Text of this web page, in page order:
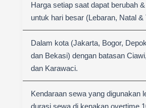
Harga setiap saat dapat berubah
untuk hari besar (Lebaran, Natal &
Dalam kota (Jakarta, Bogor,
dan Bekasi) dengan batasan
dan Karawaci.
Kendaraan sewa yang digunakan
durasi sewa di kenakan overtime